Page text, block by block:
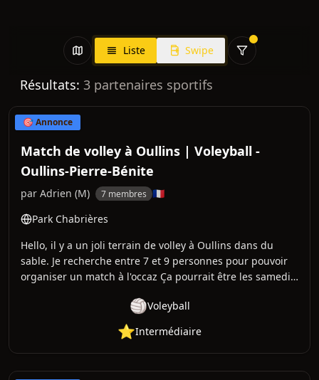
Liste Swipe
Résultats: 3 partenaires sportifs
🎯 Annonce
Match de volley à Oullins | Voleyball -
Oullins-Pierre-Bénite
par Adrien (M) 7 membres 🇫🇷
Park Chabrières
Hello, il y a un joli terrain de volley à Oullins dans du
sable. Je recherche entre 7 et 9 personnes pour pouvoir
organiser un match à l'occaz Ça pourrait être les samedis
rien n'est définitif à l'heure actuelle ... Par contre il va
bientôt vite faire froid alors peut-être quelque chose
🏐Voleyball
⭐Intermédiaire